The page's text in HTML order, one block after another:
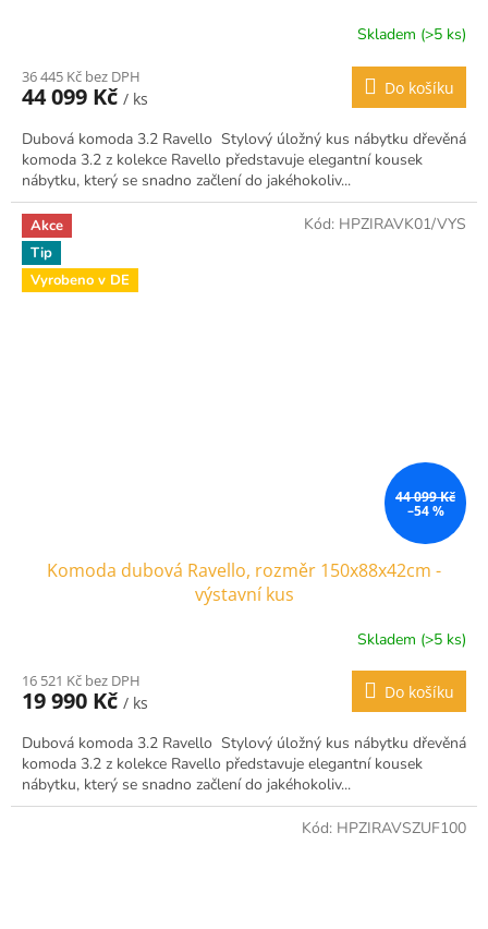
Skladem (>5 ks)
36 445 Kč bez DPH
44 099 Kč / ks
Do košíku
Dubová komoda 3.2 Ravello Stylový úložný kus nábytku dřevěná
komoda 3.2 z kolekce Ravello představuje elegantní kousek
nábytku, který se snadno začlení do jakéhokoliv...
Akce
Tip
Vyrobeno v DE
44 099 Kč
–54 %
Komoda dubová Ravello, rozměr 150x88x42cm -
výstavní kus
Skladem (>5 ks)
16 521 Kč bez DPH
19 990 Kč / ks
Do košíku
Dubová komoda 3.2 Ravello Stylový úložný kus nábytku dřevěná
komoda 3.2 z kolekce Ravello představuje elegantní kousek
nábytku, který se snadno začlení do jakéhokoliv...
Kód: HPZIRAVK01/VYS
Kód: HPZIRAVSZUF100